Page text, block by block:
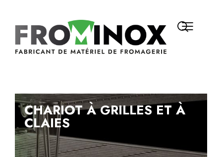
CHARIOT À GRILLES ET À
CLAIES